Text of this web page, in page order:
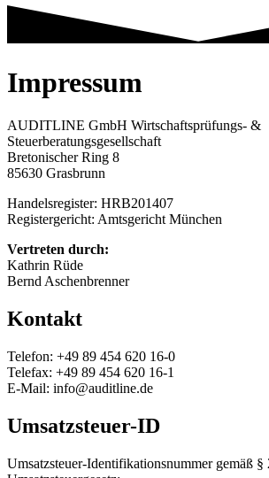
Impressum
AUDITLINE GmbH Wirtschaftsprüfungs- &
Steuerberatungsgesellschaft
Bretonischer Ring 8
85630 Grasbrunn
Handelsregister: HRB201407
Registergericht: Amtsgericht München
Vertreten durch:
Kathrin Rüde
Bernd Aschenbrenner
Kontakt
Telefon: +49 89 454 620 16-0
Telefax: +49 89 454 620 16-1
E-Mail: info@auditline.de
Umsatzsteuer-ID
Umsatzsteuer-Identifikationsnummer gemäß §